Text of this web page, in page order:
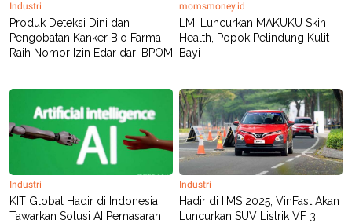
Industri
Produk Deteksi Dini dan
Pengobatan Kanker Bio Farma
Raih Nomor Izin Edar dari BPOM
momsmoney.id
LMI Luncurkan MAKUKU Skin
Health, Popok Pelindung Kulit
Bayi
Industri
KIT Global Hadir di Indonesia,
Tawarkan Solusi AI Pemasaran
Industri
Hadir di IIMS 2025, VinFast Akan
Luncurkan SUV Listrik VF 3